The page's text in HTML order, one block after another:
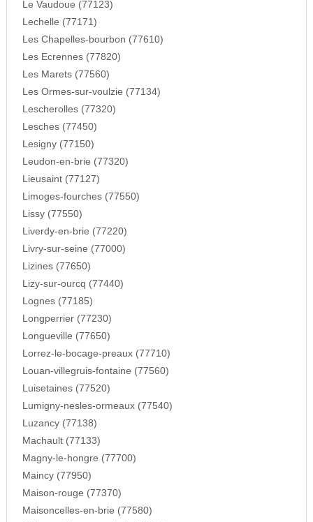
Le Vaudoue (77123)
Lechelle (77171)
Les Chapelles-bourbon (77610)
Les Ecrennes (77820)
Les Marets (77560)
Les Ormes-sur-voulzie (77134)
Lescherolles (77320)
Lesches (77450)
Lesigny (77150)
Leudon-en-brie (77320)
Lieusaint (77127)
Limoges-fourches (77550)
Lissy (77550)
Liverdy-en-brie (77220)
Livry-sur-seine (77000)
Lizines (77650)
Lizy-sur-ourcq (77440)
Lognes (77185)
Longperrier (77230)
Longueville (77650)
Lorrez-le-bocage-preaux (77710)
Louan-villegruis-fontaine (77560)
Luisetaines (77520)
Lumigny-nesles-ormeaux (77540)
Luzancy (77138)
Machault (77133)
Magny-le-hongre (77700)
Maincy (77950)
Maison-rouge (77370)
Maisoncelles-en-brie (77580)